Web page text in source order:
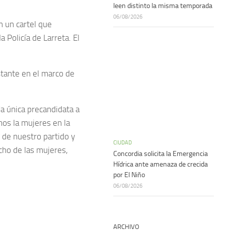
un cartel que
Policía de Larreta. El
en el marco de
única precandidata a
la mujeres en la
nuestro partido y
de las mujeres,
leen distinto la misma temporada
06/08/2026
CIUDAD
Concordia solicita la Emergencia
Hídrica ante amenaza de crecida
por El Niño
06/08/2026
ARCHIVO